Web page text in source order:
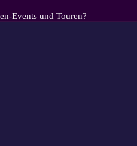
Events und Touren?